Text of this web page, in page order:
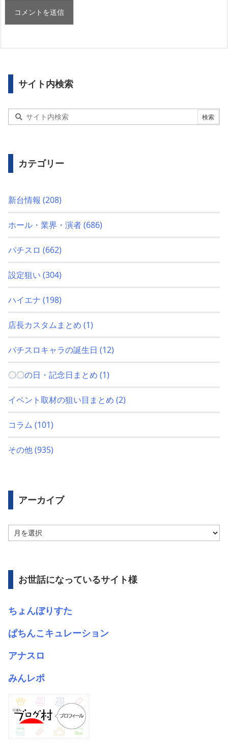
サイト内検索
カテゴリー
新台情報 (208)
ホール・業界・演者(686)
パチスロ (662)
設定狙い (304)
ハイエナ (198)
店長カスタムまとめ (1)
パチスロキャラの誕生日 (12)
〇〇の日・記念日まとめ (1)
イベント取材の狙い目まとめ (2)
コラム (101)
その他(935)
アーカイブ
ー
ブ
お世話になっているサイト様
ちょんぼりすた
ぱちんこキュレーション
アナスロ
みんレポ